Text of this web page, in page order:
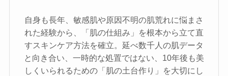
自身も長年、敏感肌や原因不明の肌荒れに悩まさ
れた経験から、「肌の仕組み」を根本から立て直
すスキンケア方法を確立。延べ数千人の肌データ
と向き合い、一時的な処置ではない、10年後も美
しくいられるための「肌の土台作り」を大切にし